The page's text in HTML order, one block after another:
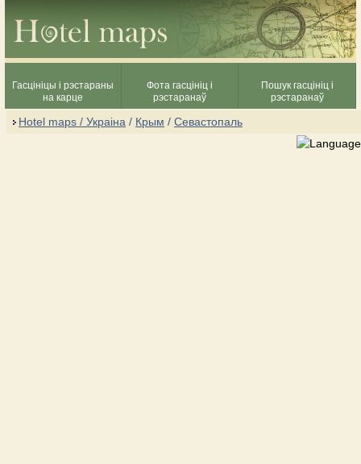
Гасцініцы і рэстараны
на карце
Фота гасцініц і
рэстаранаў
Пошук гасцініц і
рэстаранаў
Hotel maps / Украіна / Крым / Севастопаль